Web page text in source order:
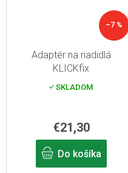
–7 %
Adaptér na riadidlá
KLICKfix
SKLADOM
€21,30
Do košíka